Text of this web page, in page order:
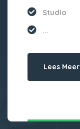
Studio
...
Lees Meer